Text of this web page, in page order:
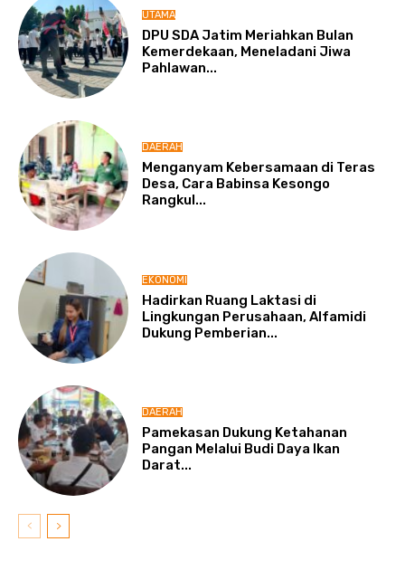
UTAMA
DPU SDA Jatim Meriahkan Bulan
Kemerdekaan, Meneladani Jiwa
Pahlawan...
DAERAH
Menganyam Kebersamaan di Teras
Desa, Cara Babinsa Kesongo
Rangkul...
EKONOMI
Hadirkan Ruang Laktasi di
Lingkungan Perusahaan, Alfamidi
Dukung Pemberian...
DAERAH
Pamekasan Dukung Ketahanan
Pangan Melalui Budi Daya Ikan
Darat...